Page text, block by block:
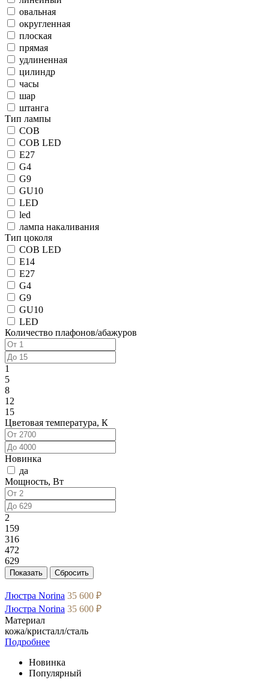
овальная
округленная
плоская
прямая
удлиненная
цилиндр
часы
шар
штанга
Тип лампы
COB
COB LED
E27
G4
G9
GU10
LED
led
лампа накаливания
Тип цоколя
COB LED
E14
E27
G4
G9
GU10
LED
Количество плафонов/абажуров
1
5
8
12
15
Цветовая температура, К
Новинка
да
Мощность, Вт
2
159
316
472
629
Люстра Norina 35 600 ₽
Люстра Norina 35 600 ₽
Материал
кожа/кристалл/сталь
Подробнее
Новинка
Популярный